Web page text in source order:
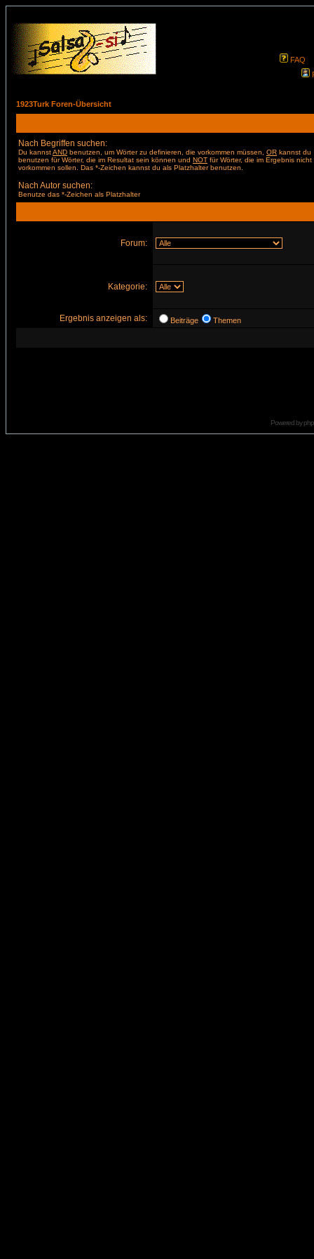
FAQ
1923Turk Foren-Übersicht
Nach Begriffen suchen:
Du kannstAND benutzen, um Wörter zu definieren, die vorkommen müssen, OR kannst du
benutzen für Wörter, die im Resultat sein können und NOT für Wörter, die im Ergebnis nicht
vorkommen sollen. Das *-Zeichen kannst du als Platzhalter benutzen.
Nach Autor suchen:
Benutze das *-Zeichen als Platzhalter
Forum:
Kategorie:
Ergebnis anzeigen als: Beiträge Themen
Powered by